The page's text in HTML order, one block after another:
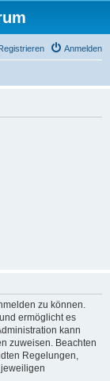
Anmelden
zu können.
ermöglicht es
kann
zuweisen. Beachten
Regelungen,